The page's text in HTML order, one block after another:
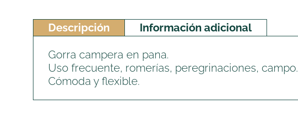
Descripción Información adicional
Gorra campera en pana.
Uso frecuente, romerías, peregrinaciones, campo.
Cómoda y flexible.